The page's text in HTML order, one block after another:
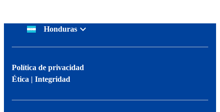
Honduras
Política de privacidad
Ética | Integridad